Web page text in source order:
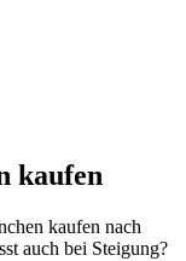
kaufen
kaufen nach
auch bei Steigung?